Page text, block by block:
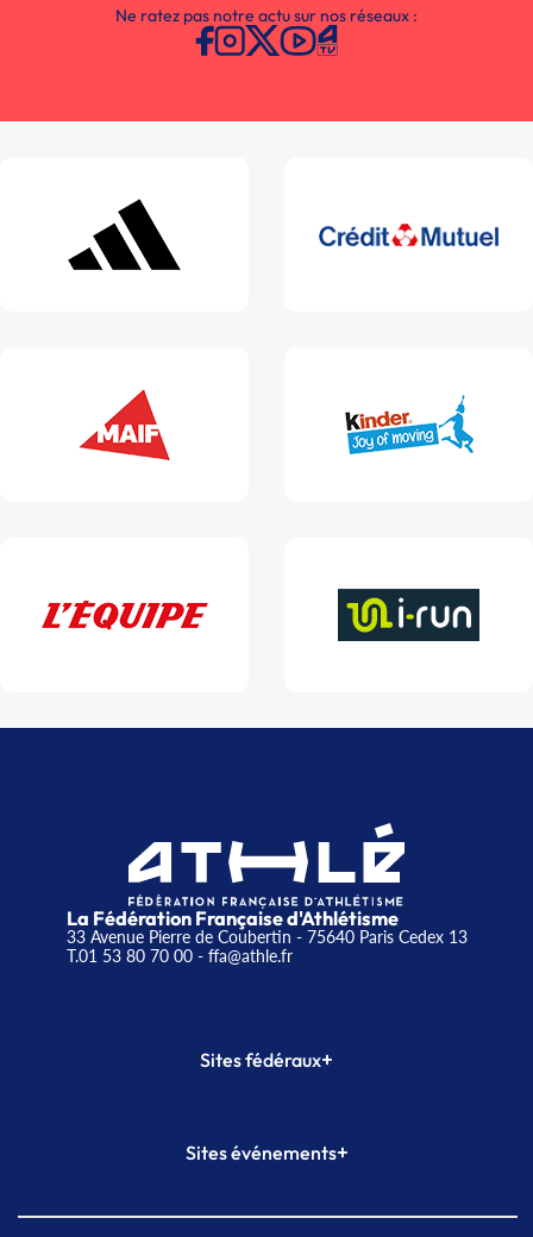
Ne ratez pas notre actu sur nos réseaux :
La Fédération Française d'Athlétisme
33 Avenue Pierre de Coubertin - 75640 Paris Cedex 13
T.01 53 80 70 00- ffa@athle.fr
Sites fédéraux+
Plateforme Formation
Sites événements+
Meeting de Paris indoor